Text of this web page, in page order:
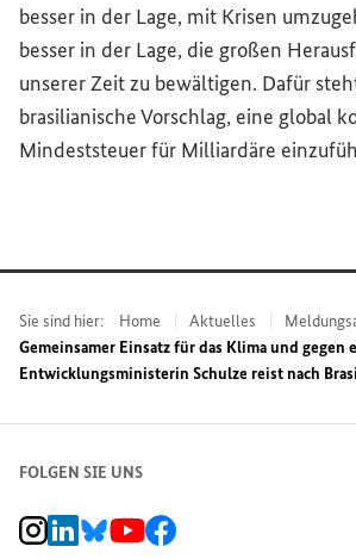
besser in der Lage, mit Krisen
besser in der Lage, die großen
unserer Zeit zu bewältigen. Dafür
brasilianische Vorschlag, eine global
Mindeststeuer für Milliardäre
Sie sind hier: Home Aktuelles
Gemeinsamer Einsatz für das Klima und
Entwicklungsministerin Schulze reist nach
FOLGEN SIE UNS
BMZ Instagram-Kanal, Externer Link
BMZ LinkedIn Unternehmensseite, Externer
BMZ Bluesky-Seite, Externer Link
BMZ Youtube-Kanal, Externer Link
BMZ Facebook-Seite, Externer